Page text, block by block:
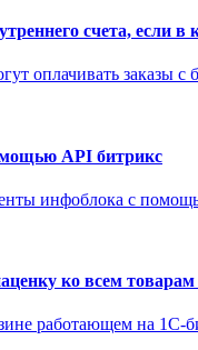
счета, если
оплачивать заказы
API битрикс
инфоблока с
ко всем товарам
работающем на 1С-